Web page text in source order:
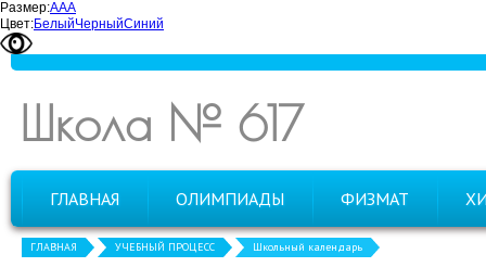
Размер:ААА
Цвет:БелыйЧерныйСиний
Школа № 617
ГЛАВНАЯ ОЛИМПИАДЫ ФИЗМАТ
ГЛАВНАЯ УЧЕБНЫЙ ПРОЦЕСС Школьный календарь